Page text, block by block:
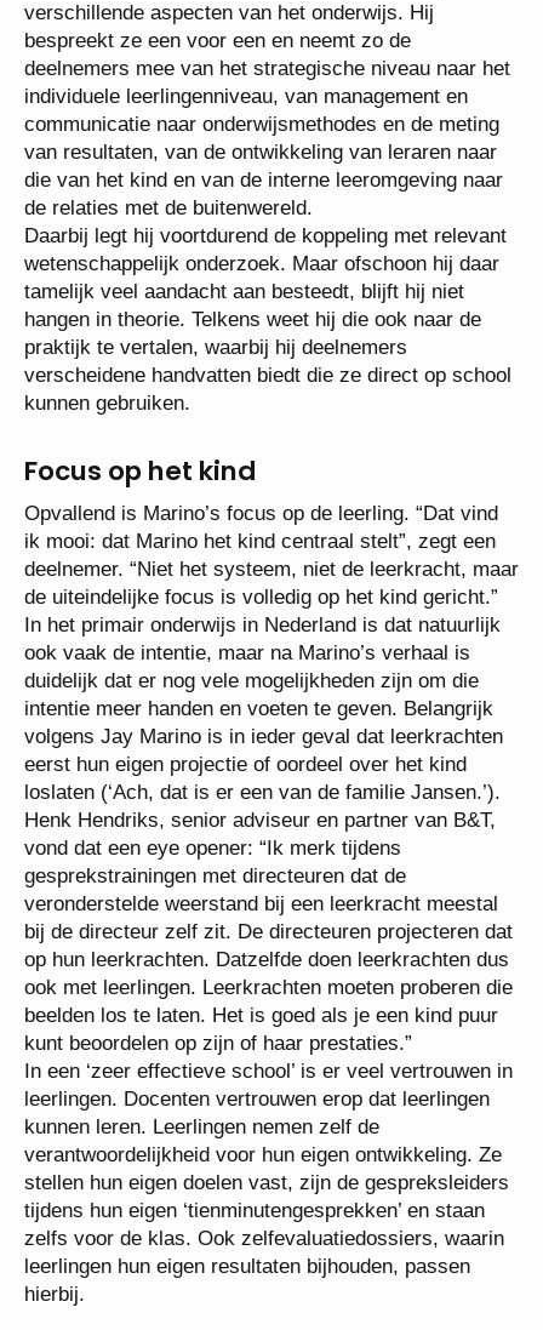
verschillende aspecten van het onderwijs. Hij
bespreekt ze een voor een en neemt zo de
deelnemers mee van het strategische niveau naar het
individuele leerlingenniveau, van management en
communicatie naar onderwijsmethodes en de meting
van resultaten, van de ontwikkeling van leraren naar
die van het kind en van de interne leeromgeving naar
de relaties met de buitenwereld.
Daarbij legt hij voortdurend de koppeling met relevant
wetenschappelijk onderzoek. Maar ofschoon hij daar
tamelijk veel aandacht aan besteedt, blijft hij niet
hangen in theorie. Telkens weet hij die ook naar de
praktijk te vertalen, waarbij hij deelnemers
verscheidene handvatten biedt die ze direct op school
kunnen gebruiken.
Focus op het kind
Opvallend is Marino’s focus op de leerling. “Dat vind
ik mooi: dat Marino het kind centraal stelt”, zegt een
deelnemer. “Niet het systeem, niet de leerkracht, maar
de uiteindelijke focus is volledig op het kind gericht.”
In het primair onderwijs in Nederland is dat natuurlijk
ook vaak de intentie, maar na Marino’s verhaal is
duidelijk dat er nog vele mogelijkheden zijn om die
intentie meer handen en voeten te geven. Belangrijk
volgens Jay Marino is in ieder geval dat leerkrachten
eerst hun eigen projectie of oordeel over het kind
loslaten (‘Ach, dat is er een van de familie Jansen.’).
Henk Hendriks, senior adviseur en partner van B&T,
vond dat een eye opener: “Ik merk tijdens
gesprekstrainingen met directeuren dat de
veronderstelde weerstand bij een leerkracht meestal
bij de directeur zelf zit. De directeuren projecteren dat
op hun leerkrachten. Datzelfde doen leerkrachten dus
ook met leerlingen. Leerkrachten moeten proberen die
beelden los te laten. Het is goed als je een kind puur
kunt beoordelen op zijn of haar prestaties.”
In een ‘zeer effectieve school’ is er veel vertrouwen in
leerlingen. Docenten vertrouwen erop dat leerlingen
kunnen leren. Leerlingen nemen zelf de
verantwoordelijkheid voor hun eigen ontwikkeling. Ze
stellen hun eigen doelen vast, zijn de gespreksleiders
tijdens hun eigen ‘tienminutengesprekken’ en staan
zelfs voor de klas. Ook zelfevaluatiedossiers, waarin
leerlingen hun eigen resultaten bijhouden, passen
hierbij.